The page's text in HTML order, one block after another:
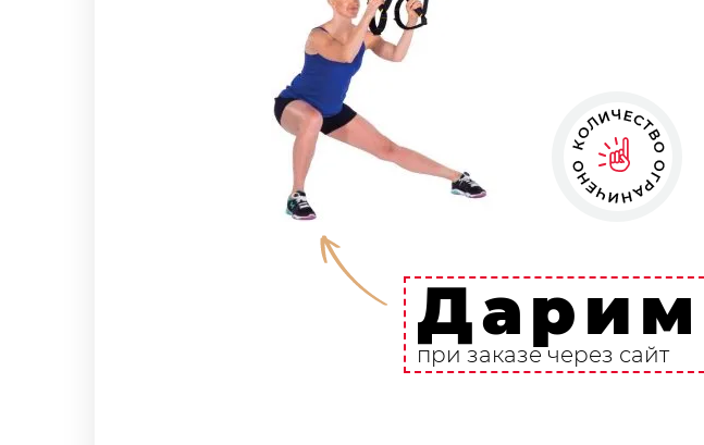
Дарим
при заказе через сайт